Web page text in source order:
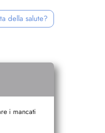
della salute?
i mancati